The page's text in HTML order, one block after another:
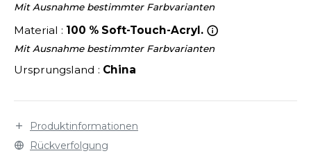
LABEL / TEAR AWAY
ROW
OF THE LOOM
Mit Ausnahme bestimmter Farbvarianten
Material : 100 % Soft-Touch-Acryl.
Mit Ausnahme bestimmter Farbvarianten
Ursprungsland : China
Produktinformationen
Rückverfolgung